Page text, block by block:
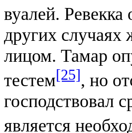
вуалей.
других
лицом. Тамар
тестем[25], но
господствовал
является